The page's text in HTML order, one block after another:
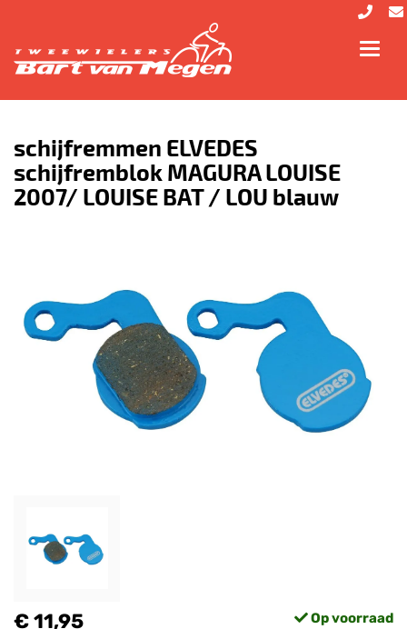
schijfremmen ELVEDES
schijfremblok MAGURA LOUISE
2007/ LOUISE BAT / LOU blauw
€ 11,95 Op voorraad